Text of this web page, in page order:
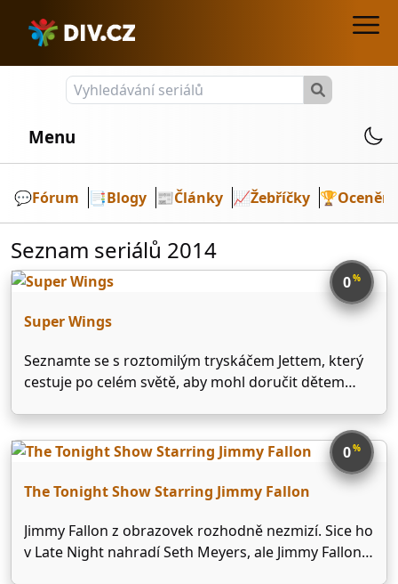
Menu
💬️Fórum 📑Blogy 📰Články 📈Žebříčky 🏆Ocenění
Seznam seriálů 2014
0%
Super Wings
Seznamte se s roztomilým tryskáčem Jettem, který
cestuje po celém světě, aby mohl doručit dětem
pořádných dobrodružství.
0%
The Tonight Show Starring Jimmy Fallon
Jimmy Fallon z obrazovek rozhodně nezmizí. Sice ho
v Late Night nahradí Seth Meyers, ale Jimmy Fallon